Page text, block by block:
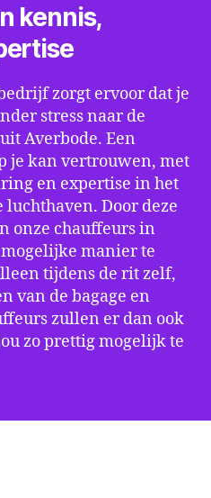
kennis,
zorgt ervoor dat je
stress naar de
Averbode. Een
je kan vertrouwen, met
en expertise in het
Door deze
onze chauffeurs in
mogelijke manier te
tijdens de rit zelf,
van de bagage en
zullen er dan ook
zo prettig mogelijk te